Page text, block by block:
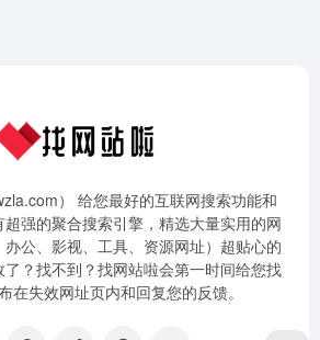
） 给您最好的互联网搜索功能和
强的聚合搜索引擎，精选大量实用的网
公、影视、工具、资源网址）超贴心的
？找不到？找网站啦会第一时间给您找
在失效网址页内和回复您的反馈。